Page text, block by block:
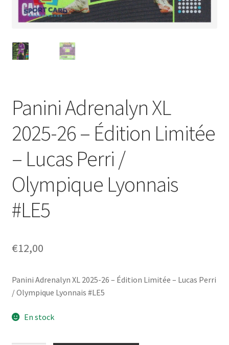
Panini Adrenalyn XL
2025-26 – Édition Limitée
– Lucas Perri /
Olympique Lyonnais
#LE5
€12,00
Panini Adrenalyn XL 2025-26 – Édition Limitée – Lucas Perri
/ Olympique Lyonnais #LE5
En stock